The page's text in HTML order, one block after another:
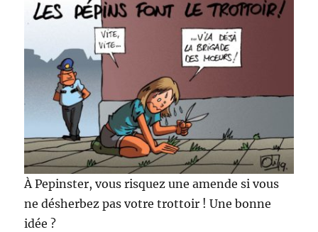
À Pepinster, vous risquez une amende si vous
ne désherbez pas votre trottoir ! Une bonne
idée ?